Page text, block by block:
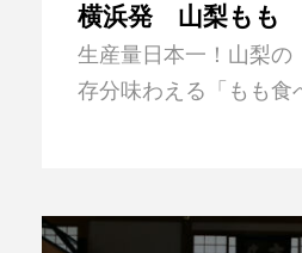
横浜発 山梨もも
生産量日本一！山梨の
存分味わえる「もも